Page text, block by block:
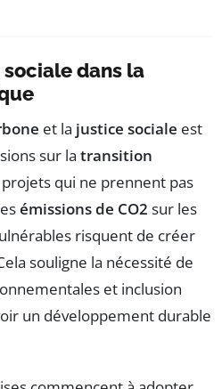
dans la
et la justice sociale est
sur la transition
projets qui ne prennent pas
émissions de CO2 sur les
risquent de créer
souligne la nécessité de
et inclusion
un développement durable